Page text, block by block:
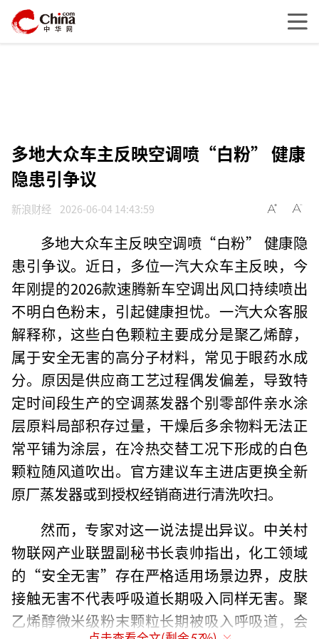
多地大众车主反映空调喷“白粉” 健康
隐患引争议
新浪财经 2026-06-04 14:43:59
多地大众车主反映空调喷“白粉” 健康隐
患引争议。近日，多位一汽大众车主反映，今
年刚提的2026款速腾新车空调出风口持续喷出
不明白色粉末，引起健康担忧。一汽大众客服
解释称，这些白色颗粒主要成分是聚乙烯醇，
属于安全无害的高分子材料，常见于眼药水成
分。原因是供应商工艺过程偶发偏差，导致特
定时间段生产的空调蒸发器个别零部件亲水涂
层原料局部积存过量，干燥后多余物料无法正
常平铺为涂层，在冷热交替工况下形成的白色
颗粒随风道吹出。官方建议车主进店更换全新
原厂蒸发器或到授权经销商进行清洗吹扫。
然而，专家对这一说法提出异议。中关村
物联网产业联盟副秘书长袁帅指出，化工领域
的“安全无害”存在严格适用场景边界，皮肤
接触无害不代表呼吸道长期吸入同样无害。聚
乙烯醇微米级粉末颗粒长期被吸入呼吸道，会